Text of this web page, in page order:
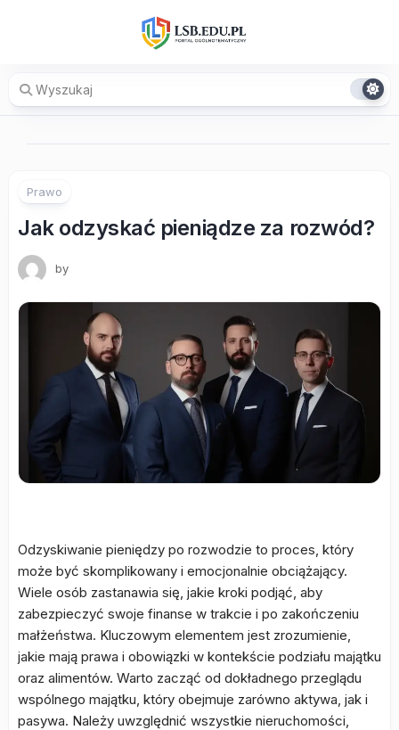
Prawo
Jak odzyskać pieniądze za rozwód?
by
Odzyskiwanie pieniędzy po rozwodzie to proces, który
może być skomplikowany i emocjonalnie obciążający.
Wiele osób zastanawia się, jakie kroki podjąć, aby
zabezpieczyć swoje finanse w trakcie i po zakończeniu
małżeństwa. Kluczowym elementem jest zrozumienie,
jakie mają prawa i obowiązki w kontekście podziału majątku
oraz alimentów. Warto zacząć od dokładnego przeglądu
wspólnego majątku, który obejmuje zarówno aktywa, jak i
pasywa. Należy uwzględnić wszystkie nieruchomości,